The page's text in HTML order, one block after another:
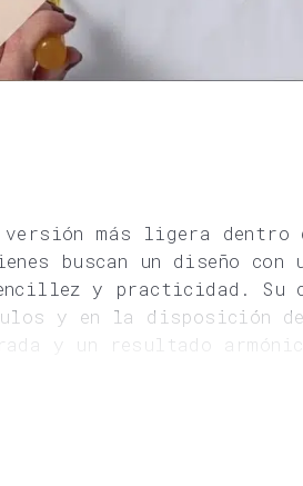
más ligera dentro
buscan un diseño con
y practicidad. Su
y en la disposición
y un resultado
específicas, el
en el corte. Este